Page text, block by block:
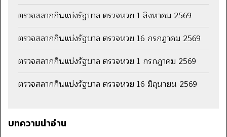
ตรวจสลากกินแบ่งรัฐบาล ตรวจหวย 1 สิงหาคม 2569
ตรวจสลากกินแบ่งรัฐบาล ตรวจหวย 16 กรกฎาคม 2569
ตรวจสลากกินแบ่งรัฐบาล ตรวจหวย 1 กรกฎาคม 2569
ตรวจสลากกินแบ่งรัฐบาล ตรวจหวย 16 มิถุนายน 2569
บทความน่าอ่าน